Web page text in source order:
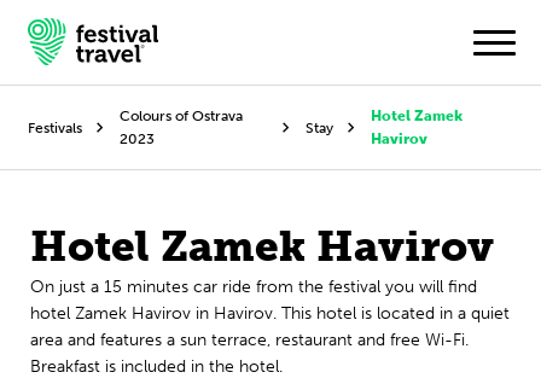
Festivals
Travel
Experience
Contact
Festivals
Colours of Ostrava
2023
Stay
Hotel Zamek
Havirov
Hotel Zamek Havirov
On just a 15 minutes car ride from the festival you will find
hotel Zamek Havirov in Havirov. This hotel is located in a quiet
area and features a sun terrace, restaurant and free Wi-Fi.
Breakfast is included in the hotel.